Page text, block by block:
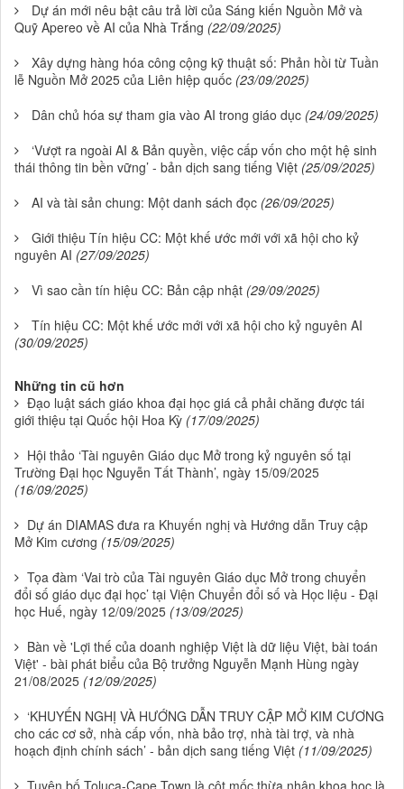
Dự án mới nêu bật câu trả lời của Sáng kiến Nguồn Mở và
Quỹ Apereo về AI của Nhà Trắng (22/09/2025)
Xây dựng hàng hóa công cộng kỹ thuật số: Phản hồi từ Tuần
lễ Nguồn Mở 2025 của Liên hiệp quốc (23/09/2025)
Dân chủ hóa sự tham gia vào AI trong giáo dục (24/09/2025)
‘Vượt ra ngoài AI & Bản quyền, việc cấp vốn cho một hệ sinh
thái thông tin bền vững’ - bản dịch sang tiếng Việt (25/09/2025)
AI và tài sản chung: Một danh sách đọc (26/09/2025)
Giới thiệu Tín hiệu CC: Một khế ước mới với xã hội cho kỷ
nguyên AI (27/09/2025)
Vì sao cần tín hiệu CC: Bản cập nhật (29/09/2025)
Tín hiệu CC: Một khế ước mới với xã hội cho kỷ nguyên AI
(30/09/2025)
Những tin cũ hơn
Đạo luật sách giáo khoa đại học giá cả phải chăng được tái
giới thiệu tại Quốc hội Hoa Kỳ (17/09/2025)
Hội thảo ‘Tài nguyên Giáo dục Mở trong kỷ nguyên số tại
Trường Đại học Nguyễn Tất Thành’, ngày 15/09/2025
(16/09/2025)
Dự án DIAMAS đưa ra Khuyến nghị và Hướng dẫn Truy cập
Mở Kim cương (15/09/2025)
Tọa đàm ‘Vai trò của Tài nguyên Giáo dục Mở trong chuyển
đổi số giáo dục đại học’ tại Viện Chuyển đổi số và Học liệu - Đại
học Huế, ngày 12/09/2025 (13/09/2025)
Bàn về 'Lợi thế của doanh nghiệp Việt là dữ liệu Việt, bài toán
Việt' - bài phát biểu của Bộ trưởng Nguyễn Mạnh Hùng ngày
21/08/2025 (12/09/2025)
‘KHUYẾN NGHỊ VÀ HƯỚNG DẪN TRUY CẬP MỞ KIM CƯƠNG
cho các cơ sở, nhà cấp vốn, nhà bảo trợ, nhà tài trợ, và nhà
hoạch định chính sách’ - bản dịch sang tiếng Việt (11/09/2025)